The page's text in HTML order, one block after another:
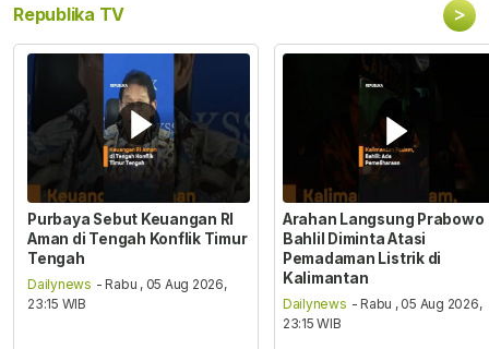
Republika TV >
Purbaya Sebut Keuangan RI
Aman di Tengah Konflik Timur
Tengah
Dailynews - Rabu , 05 Aug 2026,
23:15 WIB
Arahan Langsung Prabowo
Bahlil Diminta Atasi
Pemadaman Listrik di
Kalimantan
Dailynews - Rabu , 05 Aug 2026,
23:15 WIB